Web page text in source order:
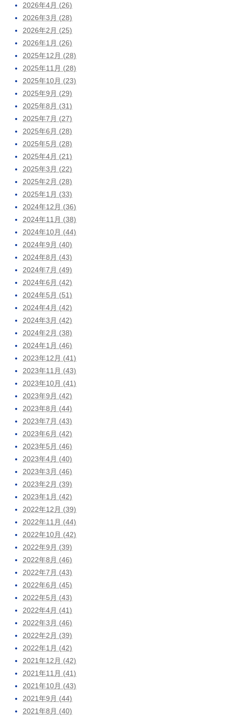
2026年4月 (26)
2026年3月 (28)
2026年2月 (25)
2026年1月 (26)
2025年12月 (28)
2025年11月 (28)
2025年10月 (23)
2025年9月 (29)
2025年8月 (31)
2025年7月 (27)
2025年6月 (28)
2025年5月 (28)
2025年4月 (21)
2025年3月 (22)
2025年2月 (28)
2025年1月 (33)
2024年12月 (36)
2024年11月 (38)
2024年10月 (44)
2024年9月 (40)
2024年8月 (43)
2024年7月 (49)
2024年6月 (42)
2024年5月 (51)
2024年4月 (42)
2024年3月 (42)
2024年2月 (38)
2024年1月 (46)
2023年12月 (41)
2023年11月 (43)
2023年10月 (41)
2023年9月 (42)
2023年8月 (44)
2023年7月 (43)
2023年6月 (42)
2023年5月 (46)
2023年4月 (40)
2023年3月 (46)
2023年2月 (39)
2023年1月 (42)
2022年12月 (39)
2022年11月 (44)
2022年10月 (42)
2022年9月 (39)
2022年8月 (46)
2022年7月 (43)
2022年6月 (45)
2022年5月 (43)
2022年4月 (41)
2022年3月 (46)
2022年2月 (39)
2022年1月 (42)
2021年12月 (42)
2021年11月 (41)
2021年10月 (43)
2021年9月 (44)
2021年8月 (40)